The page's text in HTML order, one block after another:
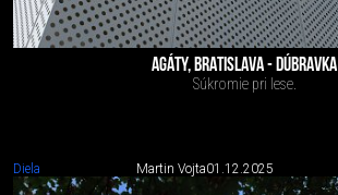
AGÁTY, BRATISLAVA - DÚBRAVKA
Súkromie pri lese.
Diela Martin Vojta01.12.2025